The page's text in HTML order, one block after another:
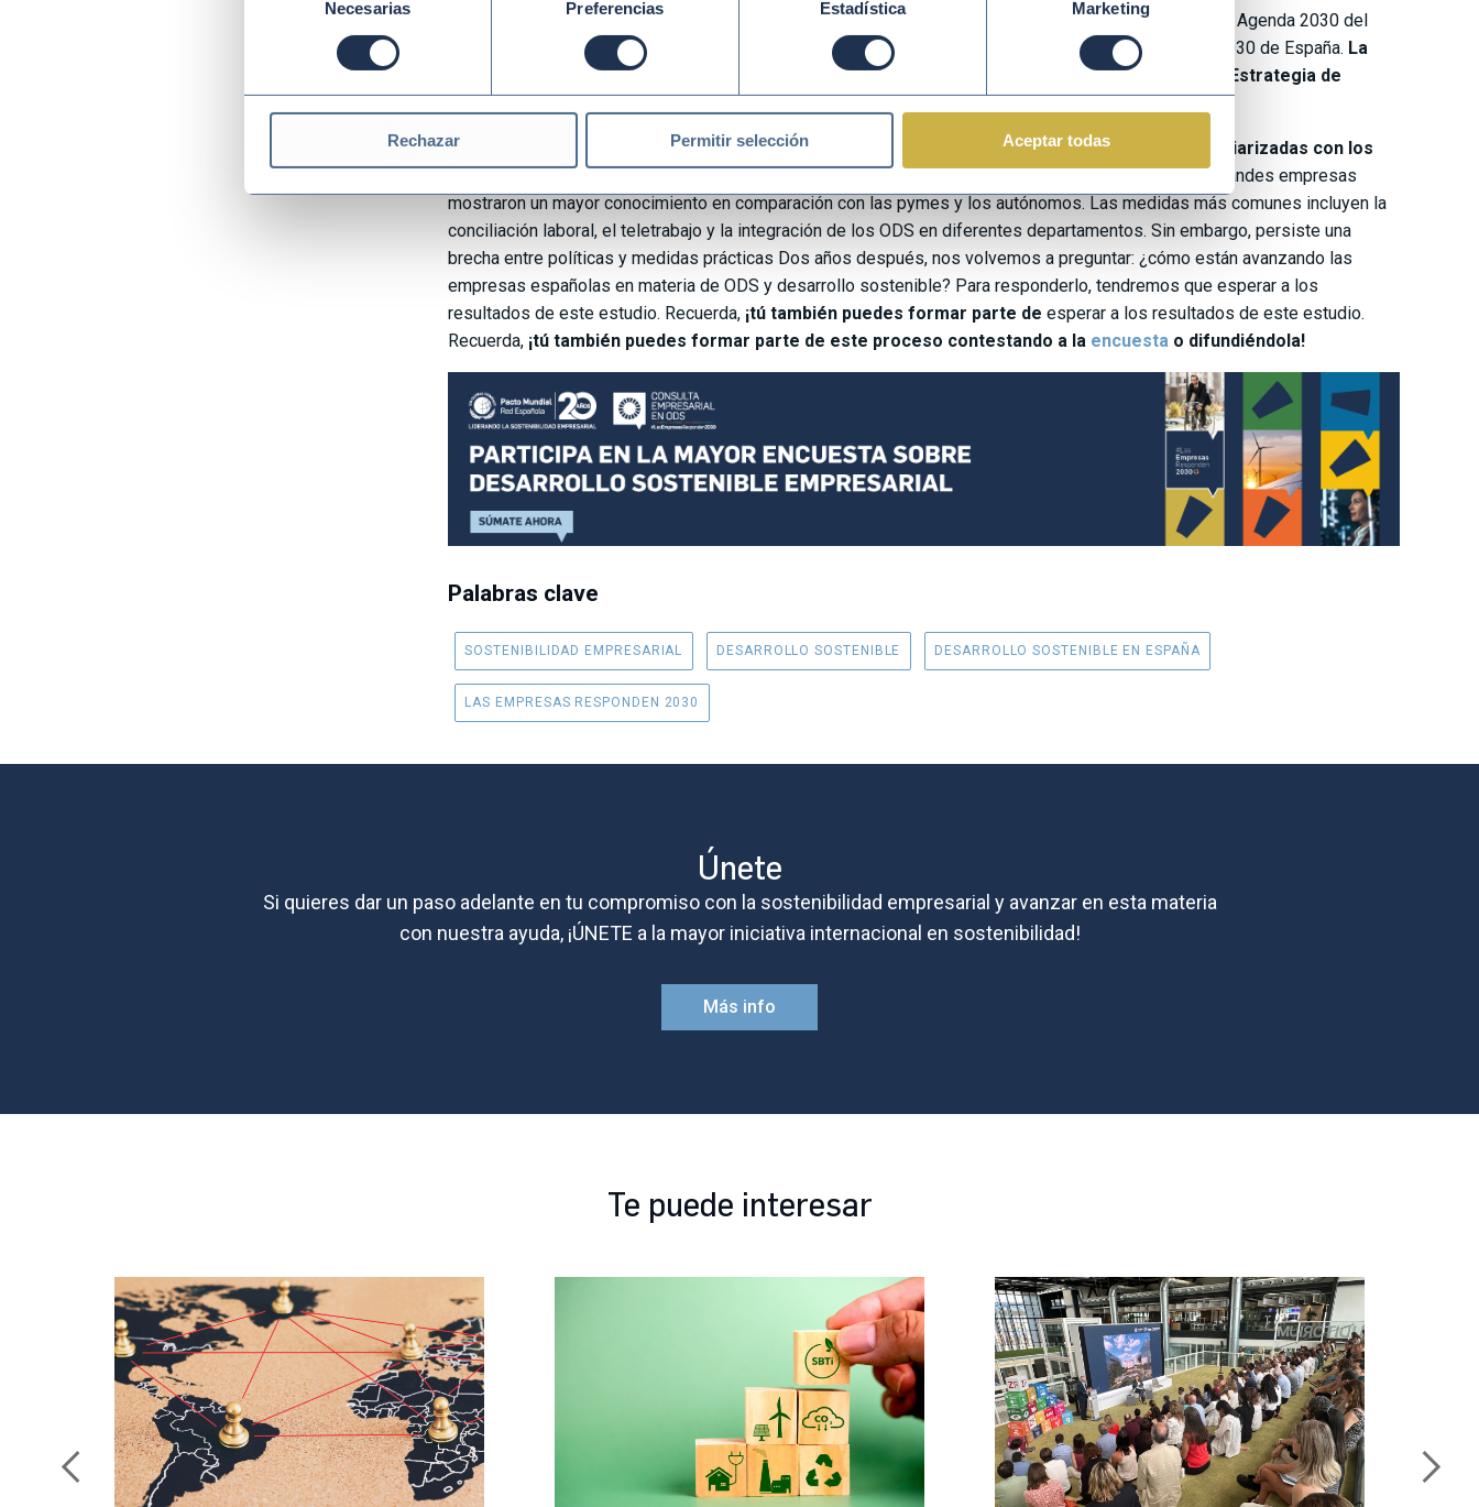
consentimiento
Necesarias Preferencias Estadística Marketing
Rechazar Permitir selección Aceptar todas
Posteriormente, en 2020 se realizó una segunda edición de la mano de la Secretaría de Estado para la Agenda 2030 del
Ministerio de Derechos Sociales y Agenda 2030 y 2022 Ministerio de Derechos Sociales y Agenda 2030 de España. La
edición de 2020, además, se tomó en consideración para construir la visión empresarial de la Estrategia de
Por su parte, del último informe se extrae queel 86% de las empresas españolas ya estaban familiarizadas con los
. Además, las grandes empresas
mostraron un mayor conocimiento en comparación con las pymes y los autónomos. Las medidas más comunes incluyen la
conciliación laboral, el teletrabajo y la integración de los ODS en diferentes departamentos. Sin embargo, persiste una
brecha entre políticas y medidas prácticas Dos años después, nos volvemos a preguntar: ¿cómo están avanzando las
empresas españolas en materia de ODS y desarrollo sostenible? Para responderlo, tendremos que esperar a los
resultados de este estudio. Recuerda, ¡tú también puedes formar parte de esperar a los resultados de este estudio.
Recuerda, ¡tú también puedes formar parte de este proceso contestando a la encuesta o difundiéndola!
Palabras clave
SOSTENIBILIDAD EMPRESARIAL DESARROLLO SOSTENIBLE DESARROLLO SOSTENIBLE EN ESPAÑA
LAS EMPRESAS RESPONDEN 2030
Únete
Si quieres dar un paso adelante en tu compromiso con la sostenibilidad empresarial y avanzar en esta materia
con nuestra ayuda, ¡ÚNETE a la mayor iniciativa internacional en sostenibilidad!
Más info
Te puede interesar